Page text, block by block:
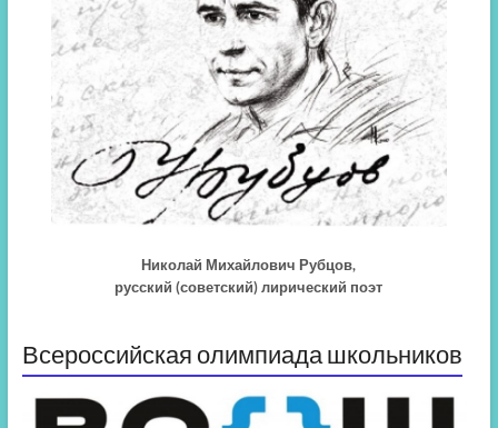
Николай Михайлович Рубцов,
русский (советский) лирический поэт
Всероссийская олимпиада школьников